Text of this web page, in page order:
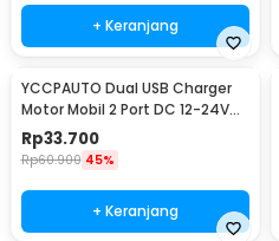
+ Keranjang
YCCPAUTO Dual USB Charger
Motor Mobil 2 Port DC 12-24V
3.1A 1 PCS - CJ-L040
Rp33.700
Rp60.900 45%
+ Keranjang